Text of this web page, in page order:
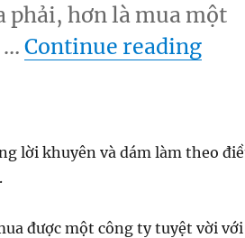
phải, hơn là mua một
…Continue reading
lời khuyên và dám làm theo
được một công ty tuyệt vời với